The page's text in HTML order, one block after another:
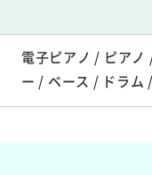
電子ピアノ / ピア
ー / ベース / ドラム